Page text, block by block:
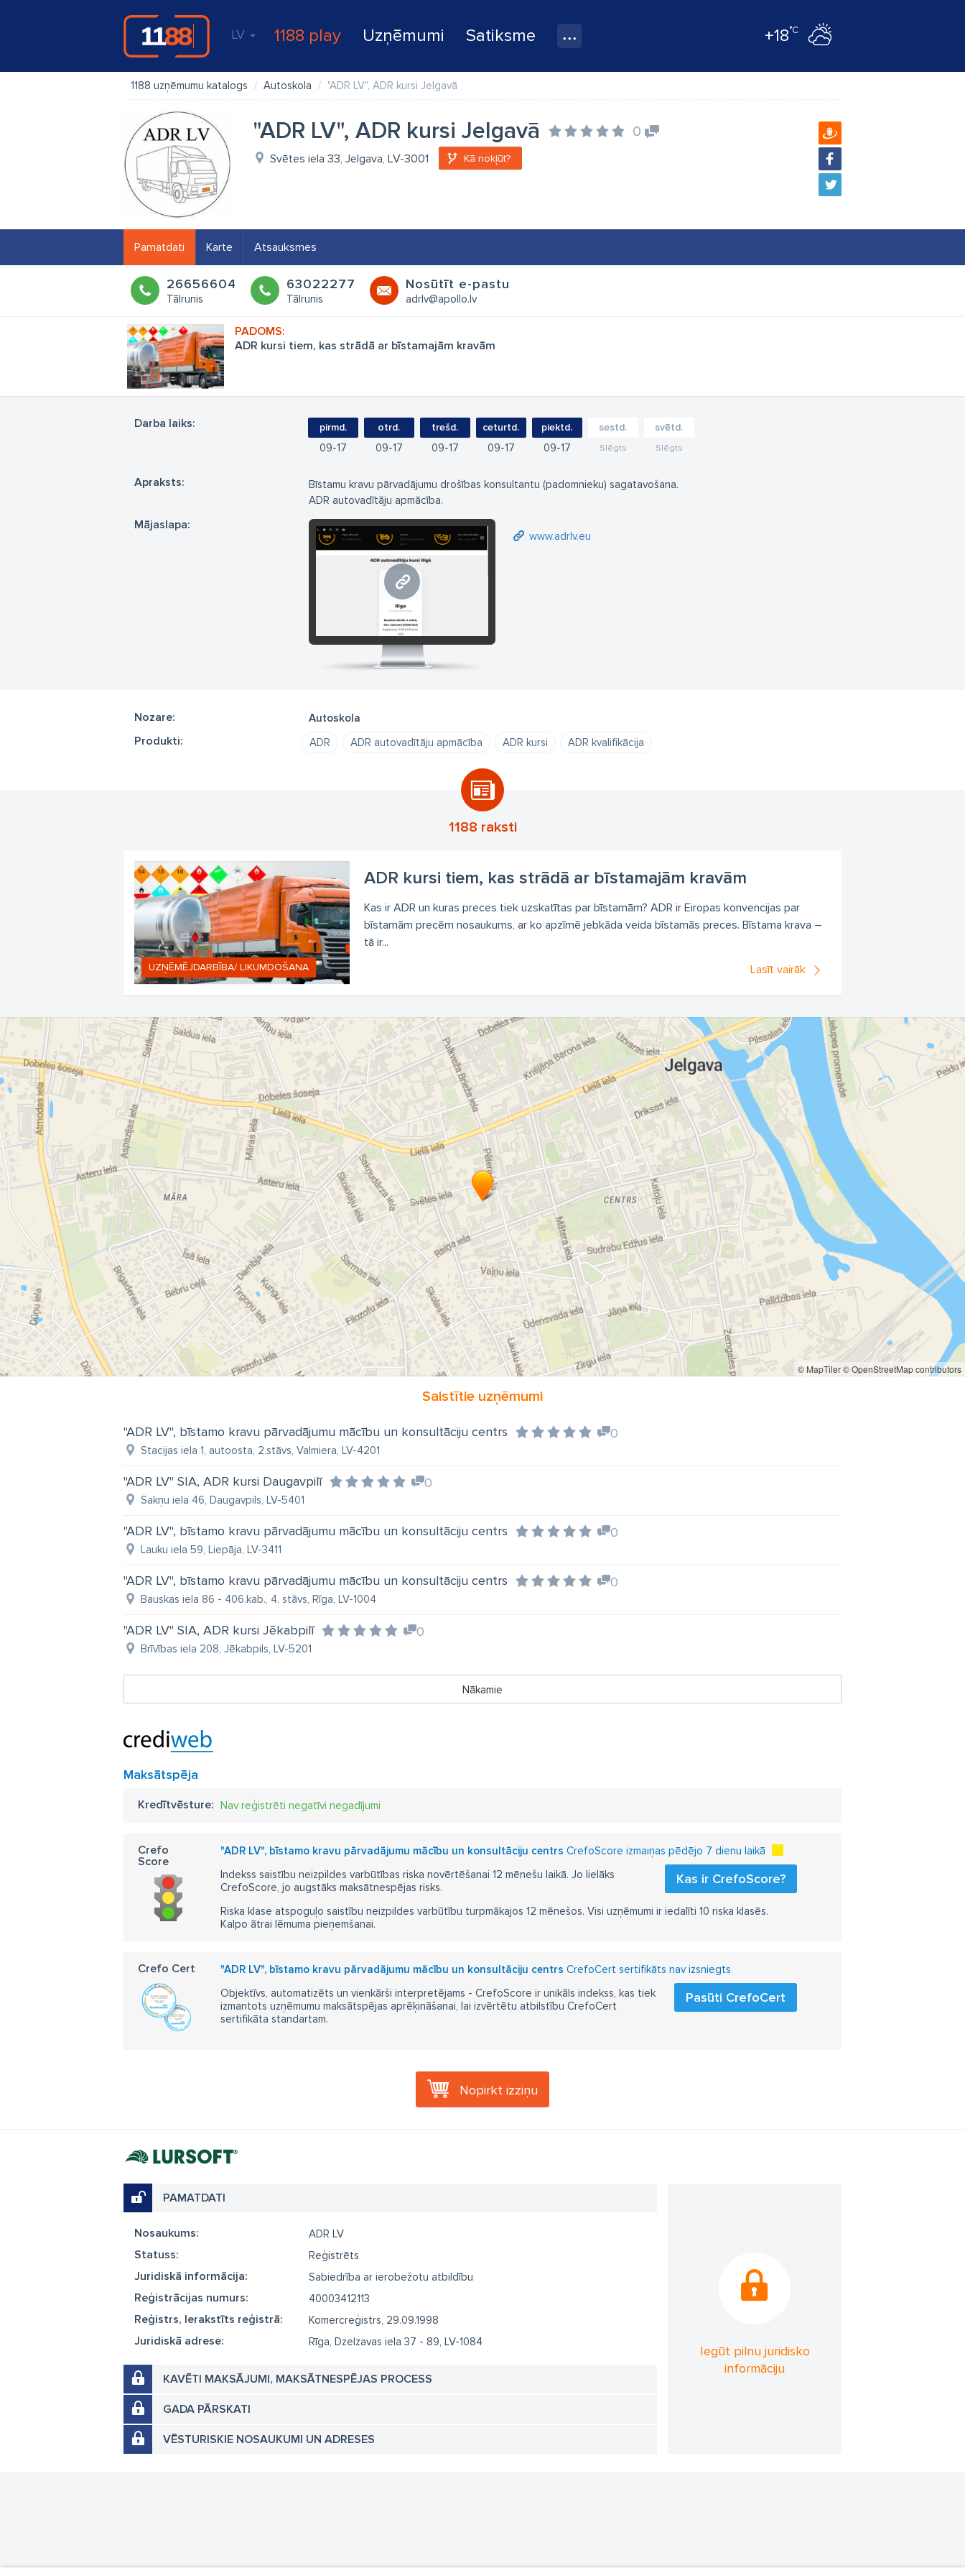
LV 1188 play Uzņēmumi Satiksme +18°C
1188 uzņēmumu katalogs Autoskola "ADR LV", ADR kursi Jelgavā
"ADR LV", ADR kursi Jelgavā 0
Svētes iela 33, Jelgava, LV-3001 Kā nokļūt?
Pamatdati Karte Atsauksmes
26656604
Tālrunis
63022277
Tālrunis
Nosūtīt e-pastu
adrlv@apollo.lv
ADR kursi tiem, kas strādā ar bīstamajām kravām
Darba laiks: pirmd.
09 17
otrd.
09 17
trešd.
09 17
ceturtd.
09 17
piektd.
09 17
sestd.
Slēgts
svētd.
Slēgts
Apraksts:
Bīstamu kravu pārvadājumu drošības konsultantu (padomnieku) sagatavošana.
ADR autovadītāju apmācība.
Mājaslapa:
www.adrlv.eu
www.adrlv.eu
Nozare: Autoskola
Produkti: ADR ADR autovadītāju apmācība ADR kursi ADR kvalifikācija
1188 raksti
ADR kursi tiem, kas strādā ar bīstamajām kravām
UZŅĒMĒJDARBĪBA/ LIKUMDOŠANA
Kas ir ADR un kuras preces tiek uzskatītas par bīstamām? ADR ir Eiropas konvencijas par
bīstamām precēm nosaukums, ar ko apzīmē jebkāda veida bīstamās preces. Bīstama krava –
tā ir...
Lasīt vairāk
© MapTiler© OpenStreetMap contributors
Saistītie uzņēmumi
"ADR LV", bīstamo kravu pārvadājumu mācību un konsultāciju centrs 0
Stacijas iela 1, autoosta, 2.stāvs, Valmiera, LV-4201
"ADR LV" SIA, ADR kursi Daugavpilī 0
Sakņu iela 46, Daugavpils, LV-5401
"ADR LV", bīstamo kravu pārvadājumu mācību un konsultāciju centrs 0
Lauku iela 59, Liepāja, LV-3411
"ADR LV", bīstamo kravu pārvadājumu mācību un konsultāciju centrs 0
Bauskas iela 86 - 406.kab., 4. stāvs, Rīga, LV-1004
"ADR LV" SIA, ADR kursi Jēkabpilī 0
Brīvības iela 208, Jēkabpils, LV-5201
Nākamie
Maksātspēja
Kredītvēsture: Nav reģistrēti negatīvi negadījumi
Crefo
Score
"ADR LV", bīstamo kravu pārvadājumu mācību un konsultāciju centrs CrefoScore izmaiņas pēdējo 7 dienu laikā
Kas ir CrefoScore?
Indekss saistību neizpildes varbūtības riska novērtēšanai 12 mēnešu laikā. Jo lielāks
CrefoScore, jo augstāks maksātnespējas risks.
Riska klase atspoguļo saistību neizpildes varbūtību turpmākajos 12 mēnešos. Visi uzņēmumi ir iedalīti 10 riska klasēs.
Kalpo ātrai lēmuma pieņemšanai.
Crefo Cert "ADR LV", bīstamo kravu pārvadājumu mācību un konsultāciju centrs CrefoCert sertifikāts nav izsniegts
Pasūti CrefoCert
Objektīvs, automatizēts un vienkārši interpretējams - CrefoScore ir unikāls indekss, kas tiek
izmantots uzņēmumu maksātspējas aprēķināšanai, lai izvērtētu atbilstību CrefoCert
sertifikāta standartam.
Nopirkt izziņu
PAMATDATI
Nosaukums: ADR LV
Statuss: Reģistrēts
Juridiskā informācija: Sabiedrība ar ierobežotu atbildību
Reģistrācijas numurs: 40003412113
Reģistrs, Ierakstīts reģistrā: Komercreģistrs, 29.09.1998
Juridiskā adrese: Rīga, Dzelzavas iela 37 - 89, LV-1084
KAVĒTI MAKSĀJUMI, MAKSĀTNESPĒJAS PROCESS
GADA PĀRSKATI
VĒSTURISKIE NOSAUKUMI UN ADRESES
Iegūt pilnu juridisko
informāciju